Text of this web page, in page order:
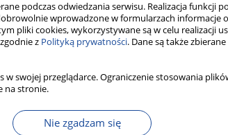
podczas odwiedzania serwisu. Realizacja funkcji
wprowadzone w formularzach informacje
pliki cookies, wykorzystywane są w celu realizacji
z Polityką prywatności. Dane są także
w swojej przeglądarce. Ograniczenie stosowania
na stronie.
Nie zgadzam się
osobowego dziecka, [w:] Adamski F. (red.),
Poznań 1999.